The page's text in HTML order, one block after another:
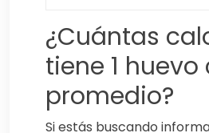
¿Cuántas
tiene 1
promedio?
Si estás buscando